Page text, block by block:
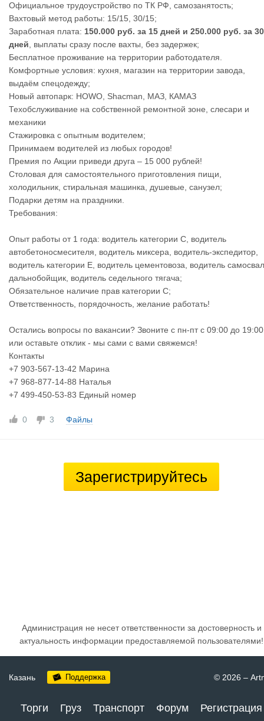
Официальное трудоустройство по ТК РФ, самозанятость;
Вахтовый метод работы: 15/15, 30/15;
Заработная плата: 150.000 руб. за 15 дней и 250.000 руб. за 30
дней , выплаты сразу после вахты, без задержек;
Бесплатное проживание на территории работодателя.
Комфортные условия: кухня, магазин на территории завода,
выдаём спецодежду;
Новый автопарк: HOWO, Shacman, МАЗ, КАМАЗ
Техобслуживание на собственной ремонтной зоне, слесари и
механики
Стажировка с опытным водителем;
Принимаем водителей из любых городов!
Премия по Акции приведи друга – 15 000 рублей!
Столовая для самостоятельного приготовления пищи,
холодильник, стиральная машинка, душевые, санузел;
Подарки детям на праздники.
Требования:
Опыт работы от 1 года: водитель категории С, водитель
автобетоносмесителя, водитель миксера, водитель-экспедитор,
водитель категории Е, водитель цементовоза, водитель
дальнобойщик, водитель седельного тягача;
Обязательное наличие прав категории С;
Ответственность, порядочность, желание работать!
Остались вопросы по вакансии? Звоните с пн-пт с 09:00 до 19:00
или оставьте отклик - мы сами с вами свяжемся!
Контакты
+7 903-567-13-42 Марина
+7 968-877-14-88 Наталья
+7 499-450-53-83 Единый номер
0 3 Файлы
Зарегистрируйтесь
Администрация не несет ответственности за достоверность и
актуальность информации предоставляемой пользователями!
Казань Поддержка © 2026 –
Торги Груз Транспорт Форум Регистрация